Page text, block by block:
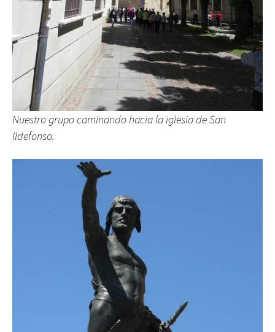
Nuestro grupo caminando hacia la iglesia de San
Ildefonso.